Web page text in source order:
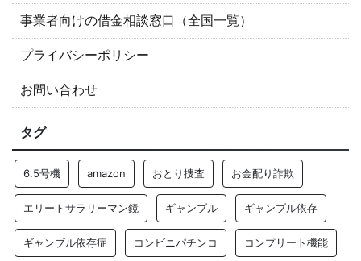
事業者向けの借金相談窓口（全国一覧）
プライバシーポリシー
お問い合わせ
タグ
6.5号機 amazon おとり捜査 お金配り詐欺
エリートサラリーマン鏡 ギャンブル ギャンブル依存
ギャンブル依存症 コンビニパチンコ コンプリート機能